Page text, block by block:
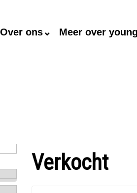
Over ons⌄ Meer over
Verkocht